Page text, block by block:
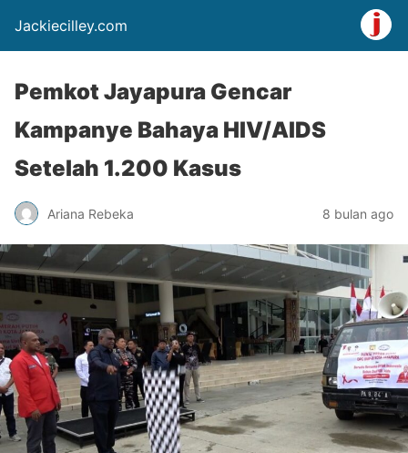
Jackiecilley.com
Pemkot Jayapura Gencar
Kampanye Bahaya HIV/AIDS
Setelah 1.200 Kasus
Ariana Rebeka 8 bulan ago